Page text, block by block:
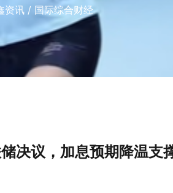
资讯 / 国际综合财经
决议，加息预期降温支